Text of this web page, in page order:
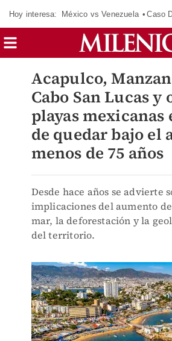
Hoy interesa: México vs Venezuela Caso
Acapulco,
Cabo San Lucas y
playas mexicanas
de quedar bajo el
menos de 75 años
Desde hace años se advierte
implicaciones del aumento
mar, la deforestación y la
del territorio.